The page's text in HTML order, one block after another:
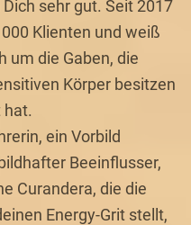
sehr gut. Seit 2017
Klienten und weiß
um die Gaben, die
Körper besitzen
hat.
ein Vorbild
Beeinflusser,
Curandera, die die
Energy-Grit stellt,